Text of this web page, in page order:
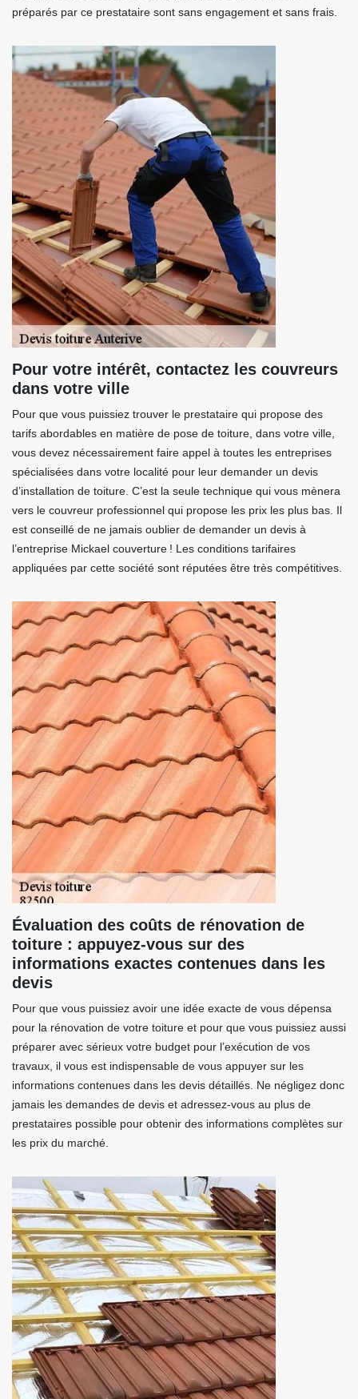
préparés par ce prestataire sont sans engagement et sans frais.
Pour votre intérêt, contactez les couvreurs
dans votre ville
Pour que vous puissiez trouver le prestataire qui propose des
tarifs abordables en matière de pose de toiture, dans votre ville,
vous devez nécessairement faire appel à toutes les entreprises
spécialisées dans votre localité pour leur demander un devis
d’installation de toiture. C’est la seule technique qui vous mènera
vers le couvreur professionnel qui propose les prix les plus bas. Il
est conseillé de ne jamais oublier de demander un devis à
l’entreprise Mickael couverture ! Les conditions tarifaires
appliquées par cette société sont réputées être très compétitives.
Évaluation des coûts de rénovation de
toiture : appuyez-vous sur des
informations exactes contenues dans les
devis
Pour que vous puissiez avoir une idée exacte de vous dépensa
pour la rénovation de votre toiture et pour que vous puissiez aussi
préparer avec sérieux votre budget pour l’exécution de vos
travaux, il vous est indispensable de vous appuyer sur les
informations contenues dans les devis détaillés. Ne négligez donc
jamais les demandes de devis et adressez-vous au plus de
prestataires possible pour obtenir des informations complètes sur
les prix du marché.